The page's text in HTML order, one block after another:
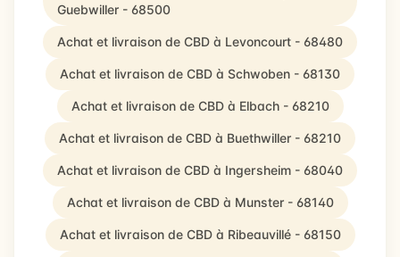
Guebwiller - 68500
Achat et livraison de CBD à Levoncourt - 68480
Achat et livraison de CBD à Schwoben - 68130
Achat et livraison de CBD à Elbach - 68210
Achat et livraison de CBD à Buethwiller - 68210
Achat et livraison de CBD à Ingersheim - 68040
Achat et livraison de CBD à Munster - 68140
Achat et livraison de CBD à Ribeauvillé - 68150